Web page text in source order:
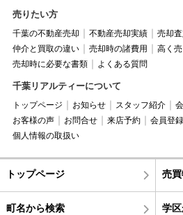
売りたい方
千葉の不動産売却 不動産売却実績 売却
仲介と買取の違い
売却時の諸費用
高く
売却時に必要な書類
よくある質問
千葉リアルティーについて
トップページ お知らせ スタッフ紹介
お客様の声
お問合せ 来店予約 会員登録
個人情報の取扱い
トップページ 売
町名から検索 学